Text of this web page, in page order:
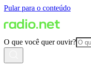
Pular para o conteúdo
O que você quer ouvir?